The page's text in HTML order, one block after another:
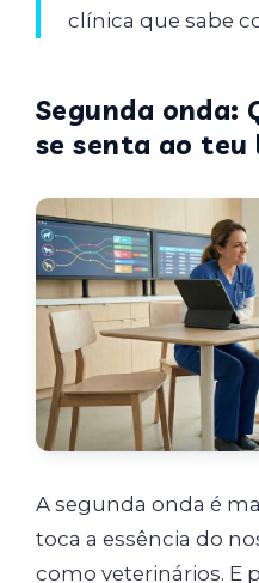
clínica que sabe
Segunda onda:
se senta ao teu
A segunda onda é
toca a essência do
como veterinários. E